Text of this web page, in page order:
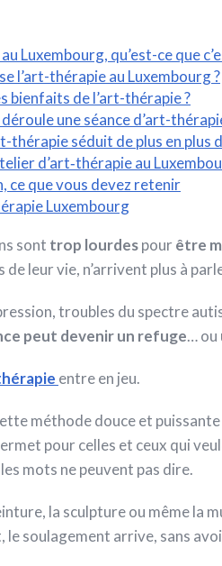
Luxembourg, qu’est-ce que
l’art-thérapie au Luxembourg ?
bienfaits de l’art-thérapie ?
une séance d’art-
thérapie séduit de plus en plus
d’art‑thérapie au
ce que vous devez retenir
Luxembourg
sont trop lourdespourêtre
leur vie, n’arrivent plus à
troubles du spectre
peut devenir un refuge… ou
entre en jeu.
méthode douce et puissante
pour celles et ceux qui
mots ne peuvent pas dire.
la sculpture ou même la
le soulagement arrive, sans